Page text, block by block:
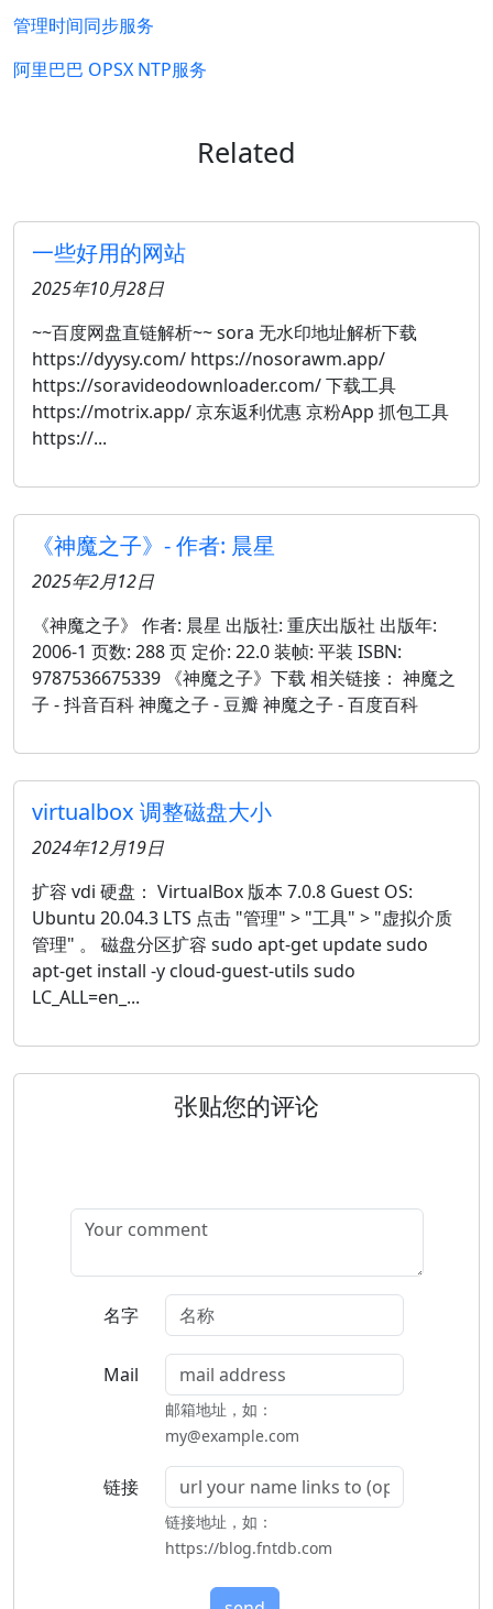
管理时间同步服务
阿里巴巴 OPSX NTP服务
Related
一些好用的网站
2025年10月28日
~~百度网盘直链解析~~ sora 无水印地址解析下载
https://dyysy.com/ https://nosorawm.app/
https://soravideodownloader.com/ 下载工具
https://motrix.app/ 京东返利优惠 京粉App 抓包工具
https://...
《神魔之子》- 作者: 晨星
2025年2月12日
《神魔之子》 作者: 晨星 出版社: 重庆出版社 出版年:
2006-1 页数: 288 页 定价: 22.0 装帧: 平装 ISBN:
9787536675339 《神魔之子》下载 相关链接： 神魔之
子 - 抖音百科 神魔之子 - 豆瓣 神魔之子 - 百度百科
virtualbox 调整磁盘大小
2024年12月19日
扩容 vdi 硬盘： VirtualBox 版本 7.0.8 Guest OS:
Ubuntu 20.04.3 LTS 点击 "管理" > "工具" > "虚拟介质
管理" 。 磁盘分区扩容 sudo apt-get update sudo
apt-get install -y cloud-guest-utils sudo
LC_ALL=en_...
张贴您的评论
名字
Mail
邮箱地址，如：
my@example.com
链接
链接地址，如：
https://blog.fntdb.com